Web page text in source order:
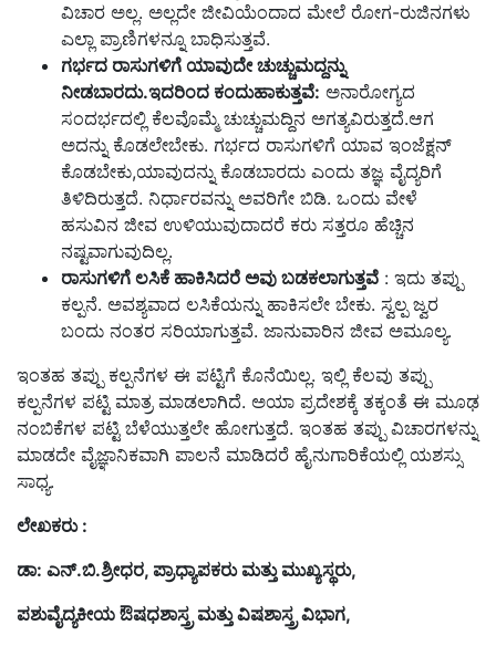
ವಿಚಾರ ಅಲ್ಲ. ಅಲ್ಲದೇ ಜೀವಿಯೆಂದಾದ ಮೇಲೆ ರೋಗ-ರುಜಿನಗಳು
ಎಲ್ಲಾ ಪ್ರಾಣಿಗಳನ್ನೂ ಬಾಧಿಸುತ್ತವೆ.
ಗರ್ಭದ ರಾಸುಗಳಿಗೆ ಯಾವುದೇ ಚುಚ್ಚುಮದ್ದನ್ನು
ನೀಡಬಾರದು.ಇದರಿಂದ ಕಂದುಹಾಕುತ್ತವೆ: ಅನಾರೋಗ್ಯದ
ಸಂದರ್ಭದಲ್ಲಿ ಕೆಲವೊಮ್ಮೆ ಚುಚ್ಚುಮದ್ದಿನ ಅಗತ್ಯವಿರುತ್ತದೆ.ಆಗ
ಅದನ್ನು ಕೊಡಲೇಬೇಕು. ಗರ್ಭದ ರಾಸುಗಳಿಗೆ ಯಾವ ಇಂಜೆಕ್ಷನ್
ಕೊಡಬೇಕು,ಯಾವುದನ್ನು ಕೊಡಬಾರದು ಎಂದು ತಜ್ಞ ವೈದ್ಯರಿಗೆ
ತಿಳಿದಿರುತ್ತದೆ. ನಿರ್ಧಾರವನ್ನು ಅವರಿಗೇ ಬಿಡಿ. ಒಂದು ವೇಳೆ
ಹಸುವಿನ ಜೀವ ಉಳಿಯುವುದಾದರೆ ಕರು ಸತ್ತರೂ ಹೆಚ್ಚಿನ
ನಷ್ಟವಾಗುವುದಿಲ್ಲ.
ರಾಸುಗಳಿಗೆ ಲಸಿಕೆ ಹಾಕಿಸಿದರೆ ಅವು ಬಡಕಲಾಗುತ್ತವೆ : ಇದು ತಪ್ಪು
ಕಲ್ಪನೆ. ಅವಶ್ಯವಾದ ಲಸಿಕೆಯನ್ನು ಹಾಕಿಸಲೇ ಬೇಕು. ಸ್ವಲ್ಪ ಜ್ವರ
ಬಂದು ನಂತರ ಸರಿಯಾಗುತ್ತವೆ. ಜಾನುವಾರಿನ ಜೀವ ಅಮೂಲ್ಯ.
ಇಂತಹ ತಪ್ಪು ಕಲ್ಪನೆಗಳ ಈ ಪಟ್ಟಿಗೆ ಕೊನೆಯಿಲ್ಲ. ಇಲ್ಲಿ ಕೆಲವು ತಪ್ಪು
ಕಲ್ಪನೆಗಳ ಪಟ್ಟಿ ಮಾತ್ರ ಮಾಡಲಾಗಿದೆ. ಅಯಾ ಪ್ರದೇಶಕ್ಕೆ ತಕ್ಕಂತೆ ಈ ಮೂಢ
ನಂಬಿಕೆಗಳ ಪಟ್ಟಿ ಬೆಳೆಯುತ್ತಲೇ ಹೋಗುತ್ತದೆ. ಇಂತಹ ತಪ್ಪು ವಿಚಾರಗಳನ್ನು
ಮಾಡದೇ ವೈಜ್ಞಾನಿಕವಾಗಿ ಪಾಲನೆ ಮಾಡಿದರೆ ಹೈನುಗಾರಿಕೆಯಲ್ಲಿ ಯಶಸ್ಸು
ಸಾಧ್ಯ.
ಲೇಖಕರು :
ಡಾ: ಎನ್.ಬಿ.ಶ್ರೀಧರ, ಪ್ರಾಧ್ಯಾಪಕರು ಮತ್ತು ಮುಖ್ಯಸ್ಥರು,
ಪಶುವೈದ್ಯಕೀಯ ಔಷಧಶಾಸ್ತ್ರ ಮತ್ತು ವಿಷಶಾಸ್ತ್ರ ವಿಭಾಗ,